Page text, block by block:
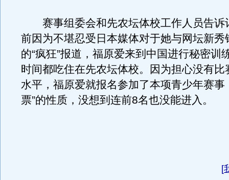
赛事组委会和先农坛体校工作人员告诉
前因为不堪忍受日本媒体对于她与网坛新秀
的“疯狂”报道，福原爱来到中国进行秘密训
时间都吃住在先农坛体校。因为担心没有比
水平，福原爱就报名参加了本项青少年赛事
票”的性质，没想到连前8名也没能进入。
[